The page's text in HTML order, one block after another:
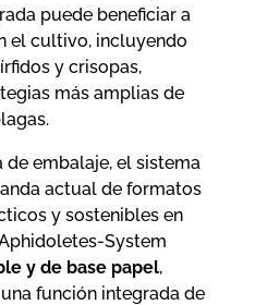
puede beneficiar a
el cultivo, incluyendo
y crisopas,
más amplias de
de embalaje, el sistema
actual de formatos
y sostenibles en
System
y de base papel,
función integrada de